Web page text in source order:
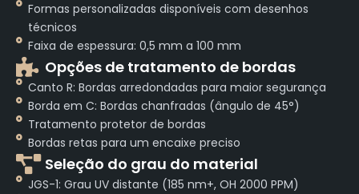
Formas personalizadas disponíveis com desenhos
técnicos
Faixa de espessura: 0,5 mm a 100 mm
Opções de tratamento de bordas
Canto R: Bordas arredondadas para maior segurança
Borda em C: Bordas chanfradas (ângulo de 45°)
Tratamento protetor de bordas
Bordas retas para um encaixe preciso
Seleção do grau do material
JGS-1: Grau UV distante (185 nm+, OH 2000 PPM)